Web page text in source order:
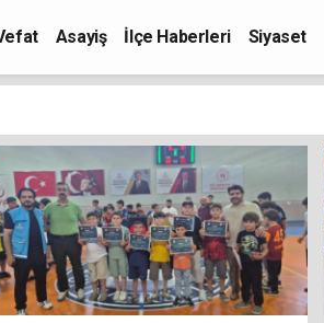
Asayiş İlçe Haberleri Siyaset